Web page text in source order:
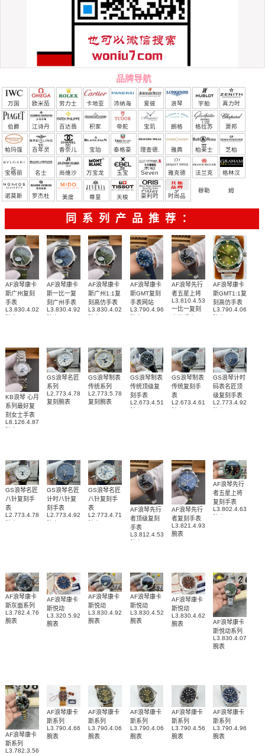
品牌导航
万国 欧米茄 劳力士 卡地亚 沛纳海 爱彼 浪琴 宇舶
（恒
宝）
真力时
伯爵 江诗丹
顿
百达翡
丽
积家 帝舵 宝玑 朗格 格拉苏
蒂
萧邦
帕玛强
尼
百年灵 香奈儿 宝珀 泰格豪
雅
理查德.
米勒
雅典 柏莱士 芝柏
宝格丽 名士 尚维沙 万宝龙 玉宝 Seven
Friday
雅克德
罗
法兰克
穆勒
格林汉
姆
诺莫斯
罗杰杜 美度 尊皇 天梭 豪利时 时尚品
牌/原单
同系列产品推荐：
AF浪琴康卡
斯广州复刻
手表
L3.830.4.02.9
AF浪琴康卡
斯一比一复
刻广州手表
L3.830.4.92.6
AF浪琴康卡
斯广州1:1复
刻高仿手表
L3.830.4.02.6
AF浪琴康卡
斯GMT复刻
手表网站
L3.790.4.96.9
AF浪琴先行
者五星上将
L3.810.4.53.0
一比一复刻
AF浪琴康卡
斯GMT1:1复
刻高仿手表
L3.790.4.06.6
KB浪琴 心月
系列最好复
刻女士手表
L8.126.4.87.6
GS浪琴名匠
系列
L2.773.4.78.6
复刻腕表
GS浪琴制表
传统系列
L2.773.5.78.7
复刻腕表
GS浪琴制表
传统顶级复
刻手表
L2.673.4.51.7
GS浪琴制表
传统复刻手
表
L2.673.4.61.2
GS浪琴计时
码表名匠顶
级复刻手表
L2.773.4.92.6
GS浪琴名匠
八针复刻手
表
L2.773.4.78.3
GS浪琴名匠
计时八针复
刻手表
L2.773.4.92.0
GS浪琴名匠
八针复刻手
表
L2.773.4.71.2
AF浪琴先行
者顶级复刻
手表
L3.812.4.53.2
AF浪琴先行
者复刻手表
L3.821.4.93.6
腕表
AF浪琴先行
者五星上将
复刻手表
L3.802.4.63.6
AF浪琴康卡
斯灰面系列
L3.782.4.76.6
腕表
AF浪琴康卡
斯悦动
L3.320.5.92.6
腕表
AF浪琴康卡
斯悦动
L3.830.4.92.6
腕表
AF浪琴康卡
斯悦动
L3.830.4.52.6
腕表
AF浪琴康卡
斯悦动
L3.830.4.62.6
腕表
AF浪琴康卡
斯悦动系列
L3.830.4.07.6
腕表
AF浪琴康卡
斯系列
L3.782.3.56.7
AF浪琴康卡
斯系列
L3.790.4.66.2
腕表
AF浪琴康卡
斯系列
L3.790.4.06.2
腕表
AF浪琴康卡
斯系列
L3.790.4.06.6
腕表
AF浪琴康卡
斯系列
L3.790.4.56.6
腕表
AF浪琴康卡
斯系列
L3.790.4.96.6
腕表